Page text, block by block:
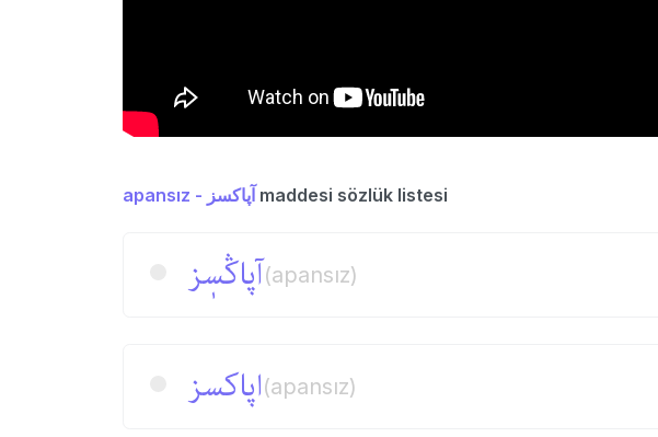
apansız - آپاكسز maddesi sözlük listesi
آپاڭسٖز(apansız)
اپاكسز(apansız)